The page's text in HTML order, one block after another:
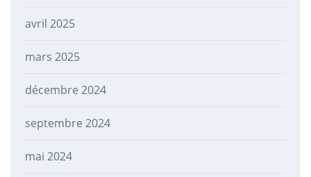
avril 2025
mars 2025
décembre 2024
septembre 2024
mai 2024